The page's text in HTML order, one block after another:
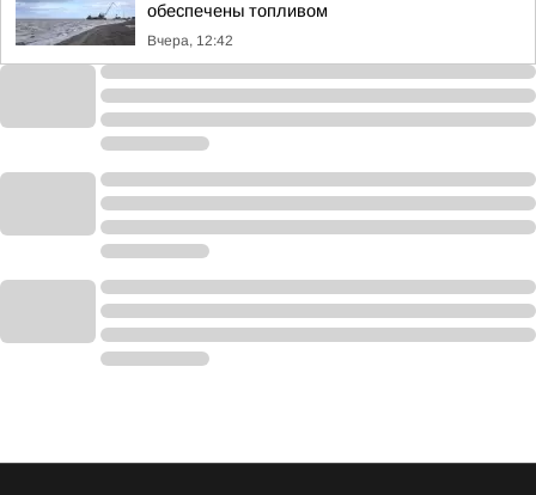
обеспечены топливом
Вчера, 12:42